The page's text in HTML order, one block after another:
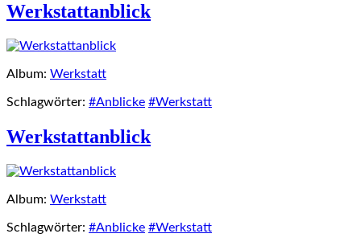
Werkstattanblick
Album: Werkstatt
Schlagwörter: #Anblicke #Werkstatt
Werkstattanblick
Album: Werkstatt
Schlagwörter: #Anblicke #Werkstatt